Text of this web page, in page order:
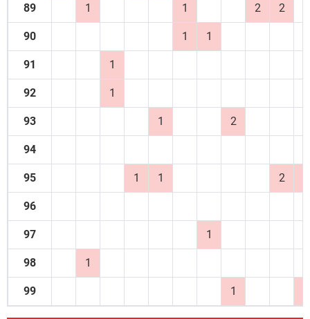
89 1 1 2 2
90 1 1
91 1
92 1
93 1 2
94
95 1 1 2
96
97 1
98 1
99 1